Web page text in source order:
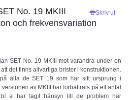
Skriv ut
No. 19 MKIII
och frekvensvariation
SET No. 19 MKIII mot varandra under en
det finns allvarliga brister i konstruktionen.
alla de SET 19 som har sitt ursprung i
av MKIII har förbättrats på ett antal
a har tagit hänsyn till de problem här